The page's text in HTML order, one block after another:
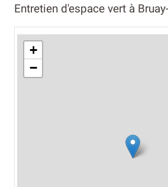
Entretien d'espace vert à
+
−